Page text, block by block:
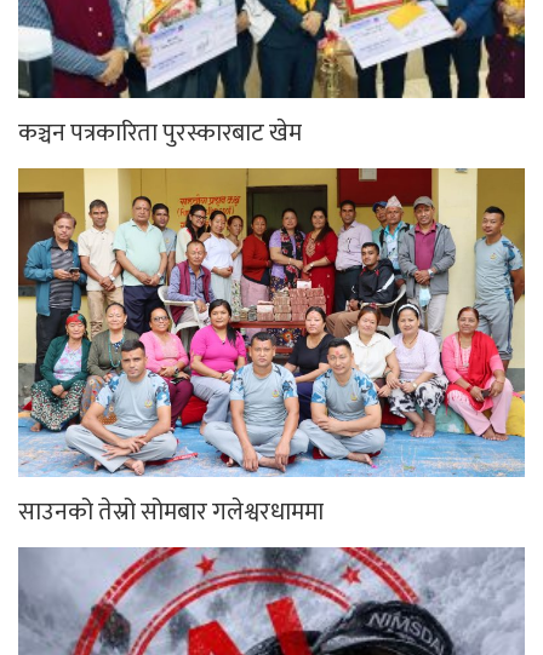
कञ्चन पत्रकारिता पुरस्कारबाट खेम
साउनको तेस्रो सोमबार गलेश्वरधाममा